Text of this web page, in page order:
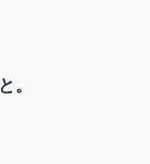
。